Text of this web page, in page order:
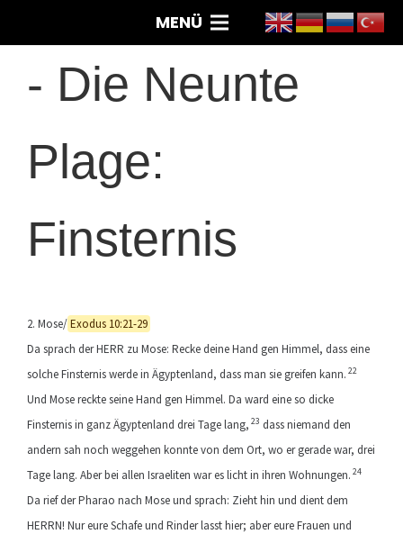
MENÜ
- Die Neunte
Plage:
Finsternis
2. Mose/Exodus 10:21-29
Da sprach der HERR zu Mose: Recke deine Hand gen Himmel, dass eine
solche Finsternis werde in Ägyptenland, dass man sie greifen kann. 22
Und Mose reckte seine Hand gen Himmel. Da ward eine so dicke
Finsternis in ganz Ägyptenland drei Tage lang, 23 dass niemand den
andern sah noch weggehen konnte von dem Ort, wo er gerade war, drei
Tage lang. Aber bei allen Israeliten war es licht in ihren Wohnungen. 24
Da rief der Pharao nach Mose und sprach: Zieht hin und dient dem
HERRN! Nur eure Schafe und Rinder lasst hier; aber eure Frauen und